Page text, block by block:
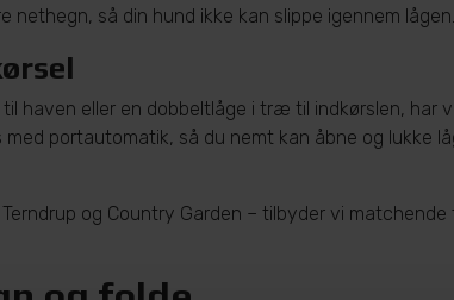
så din hund ikke kan slippe igennem lågen.
haven eller en dobbeltlåge i træ til indkørslen, har
portautomatik, så du nemt kan åbne og lukke
og Country Garden – tilbyder vi